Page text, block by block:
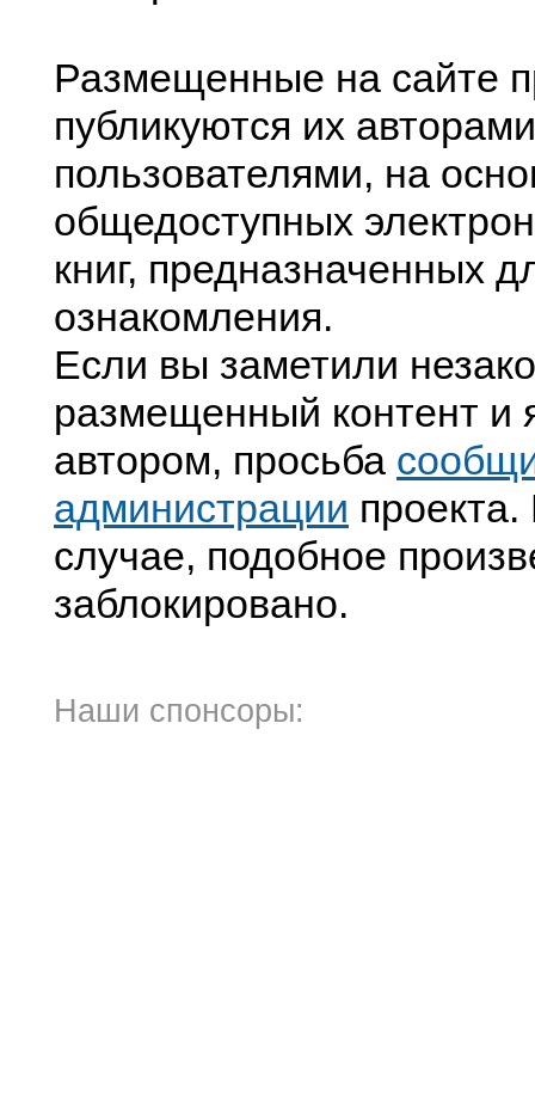
Размещенные на сайте
публикуются их
пользователями, на
общедоступных
книг, предназначенных
ознакомления.
Если вы заметили
размещенный контент и
автором, просьба
администрации
случае, подобное
заблокировано.
Наши спонсоры: